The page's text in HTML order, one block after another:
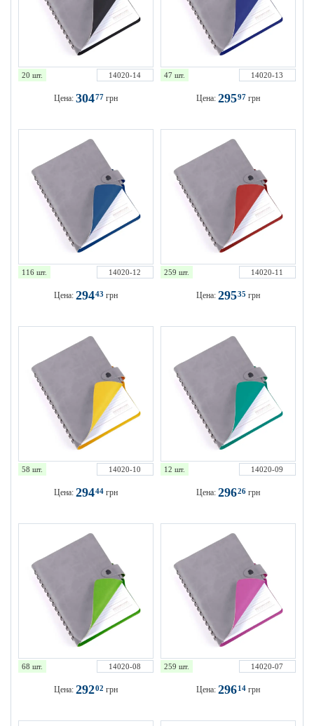
20 шт. 14020-14
Цена: 30477 грн
47 шт. 14020-13
Цена: 29597 грн
116 шт. 14020-12
Цена: 29443 грн
259 шт. 14020-11
Цена: 29535 грн
58 шт. 14020-10
Цена: 29444 грн
12 шт. 14020-09
Цена: 29626 грн
68 шт. 14020-08
Цена: 29202 грн
259 шт. 14020-07
Цена: 29614 грн